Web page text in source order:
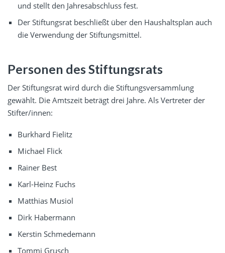
und stellt den Jahresabschluss fest.
Der Stiftungsrat beschließt über den Haushaltsplan auch
die Verwendung der Stiftungsmittel.
Personen des Stiftungsrats
Der Stiftungsrat wird durch die Stiftungsversammlung
gewählt. Die Amtszeit beträgt drei Jahre. Als Vertreter der
Stifter/innen:
Burkhard Fielitz
Michael Flick
Rainer Best
Karl-Heinz Fuchs
Matthias Musiol
Dirk Habermann
Kerstin Schmedemann
Tommi Grusch